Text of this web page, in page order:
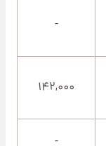
-
۱۴۲,۰۰۰
-